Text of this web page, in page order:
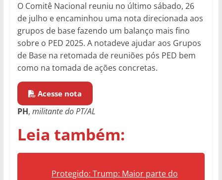
O Comitê Nacional reuniu no último sábado, 26
de julho e encaminhou uma nota direcionada aos
grupos de base fazendo um balanço mais fino
sobre o PED 2025. A notadeve ajudar aos Grupos
de Base na retomada de reuniões pós PED bem
como na tomada de ações concretas.
Acesse nota
PH, militante do PT/AL
Leia também:
Protegido: Trump: Maior parte do